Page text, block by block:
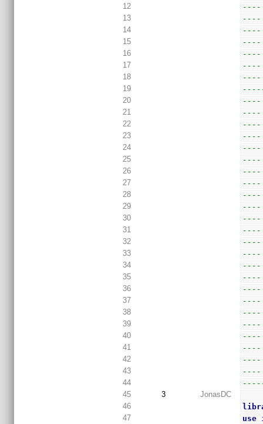
12
13
14
15
16
----
17
----
18
19
20
21
----
22
23
----
24
----
25
----
26
----
27
28
----
29
----
30
----
31
----
32
33
34
----
35
----
36
----
37
----
38
39
40
----
41
----
42
----
43
44
45
3
JonasDC
46
47
use